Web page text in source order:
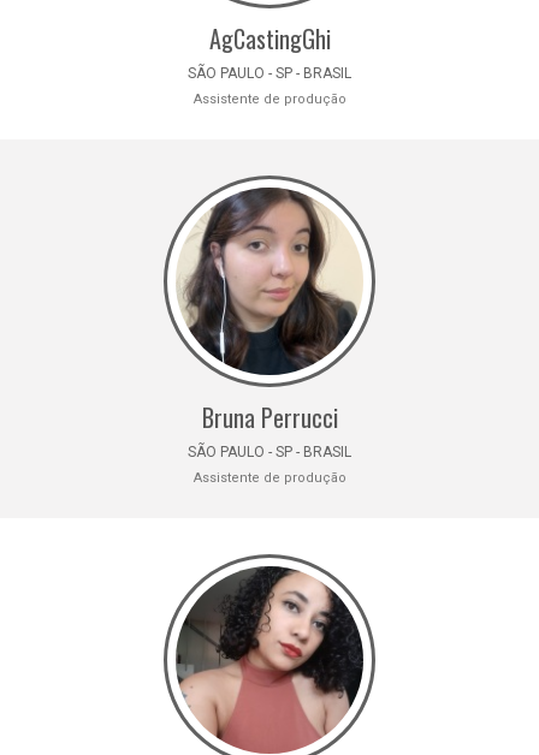
AgCastingGhi
SÃO PAULO - SP - BRASIL
Assistente de produção
Bruna Perrucci
SÃO PAULO - SP - BRASIL
Assistente de produção